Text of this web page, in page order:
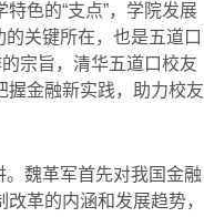
色的“支点”，学院发展
的关键所在，也是五道口
宗旨，清华五道口校友
握金融新实践，助力校友
。魏革军首先对我国金融
革的内涵和发展趋势，